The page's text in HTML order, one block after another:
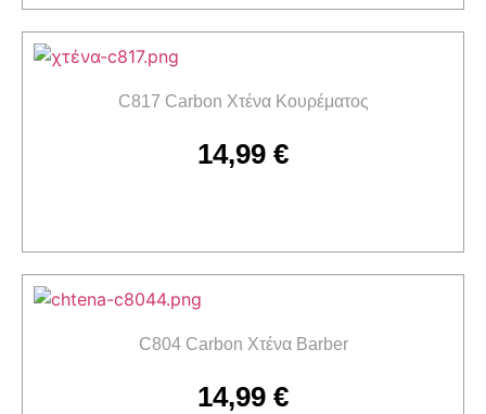
C817 Carbon Χτένα Κουρέματος
14,99 €
C804 Carbon Χτένα Barber
14,99 €